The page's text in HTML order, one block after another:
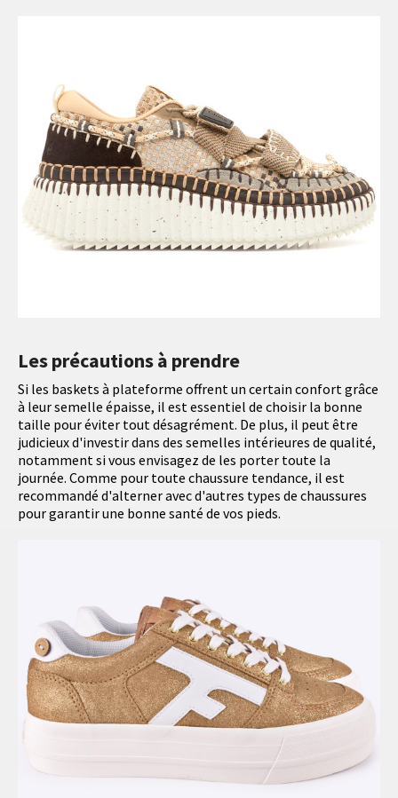
Les précautions à prendre
Si les baskets à plateforme offrent un certain confort grâce
à leur semelle épaisse, il est essentiel de choisir la bonne
taille pour éviter tout désagrément. De plus, il peut être
judicieux d'investir dans des semelles intérieures de qualité,
notamment si vous envisagez de les porter toute la
journée. Comme pour toute chaussure tendance, il est
recommandé d'alterner avec d'autres types de chaussures
pour garantir une bonne santé de vos pieds.